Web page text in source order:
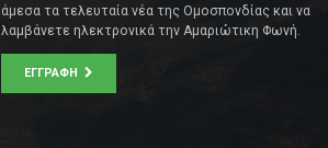
άμεσα τα τελευταία νέα της Ομοσπονδίας και να
λαμβάνετε ηλεκτρονικά την Αμαριώτικη Φωνή.
ΕΓΓΡΑΦΉ